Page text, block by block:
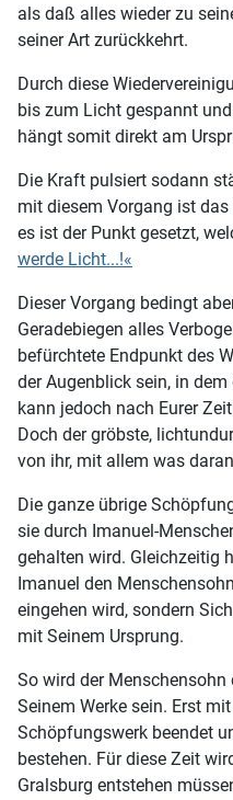
als daß alles wieder zu
seiner Art zurückkehrt.
Durch diese
bis zum Licht gespannt
hängt somit direkt am
Die Kraft pulsiert sodann
mit diesem Vorgang ist
es ist der Punkt gesetzt,
werde Licht...!«
Dieser Vorgang bedingt
Geradebiegen alles
befürchtete Endpunkt des
der Augenblick sein, in
kann jedoch nach Eurer
Doch der gröbste,
von ihr, mit allem was
Die ganze übrige
sie durch Imanuel-
gehalten wird. Gleichzeitig
Imanuel den
eingehen wird, sondern
mit Seinem Ursprung.
So wird der
Seinem Werke sein. Erst
Schöpfungswerk beendet
bestehen. Für diese Zeit
Gralsburg entstehen